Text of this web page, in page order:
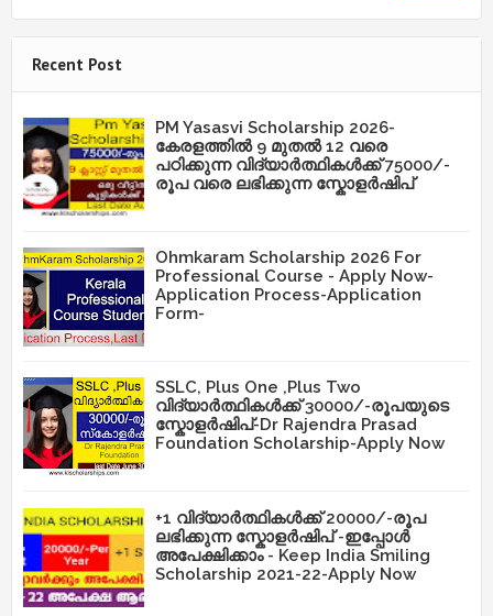
Recent Post
PM Yasasvi Scholarship 2026-
കേരളത്തിൽ 9 മുതൽ 12 വരെ
പഠിക്കുന്ന വിദ്യാർത്ഥികൾക്ക് 75000/-
രൂപ വരെ ലഭിക്കുന്ന സ്കോളർഷിപ്
Ohmkaram Scholarship 2026 For
Professional Course - Apply Now-
Application Process-Application
Form-
SSLC, Plus One ,Plus Two
വിദ്യാർത്ഥികൾക്ക് 30000/-രൂപയുടെ
സ്കോളർഷിപ്-Dr Rajendra Prasad
Foundation Scholarship-Apply Now
+1 വിദ്യാർത്ഥികൾക്ക് 20000/-രൂപ
ലഭിക്കുന്ന സ്കോളർഷിപ് -ഇപ്പോൾ
അപേക്ഷിക്കാം - Keep India Smiling
Scholarship 2021-22-Apply Now